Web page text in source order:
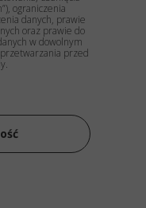
ograniczenia
danych, prawie
oraz prawie do
w dowolnym
przed